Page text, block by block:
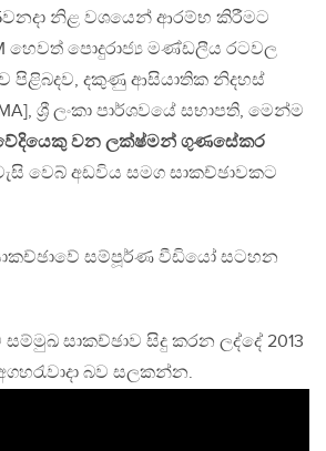
නිළ වශයෙන් ආරම්භ කිරීමට
හෙවත් පොදුරාජ්‍ය මණ්ඩලීය රටවල
පිළිබදව, දකුණු ආසියාතික නිදහස්
ශ්‍රී ලංකා පාර්ශවයේ සභාපති, මෙන්ම
වන ලක්ෂ්මන් ගුණසේකර
වෙබ් අඩවිය සමග සාකච්ඡාවකට
සම්පූර්ණ වීඩියෝ සටහන
සම්මුඛ සාකච්ඡාව සිදු කරන ලද්දේ 2013
බව සලකන්න.